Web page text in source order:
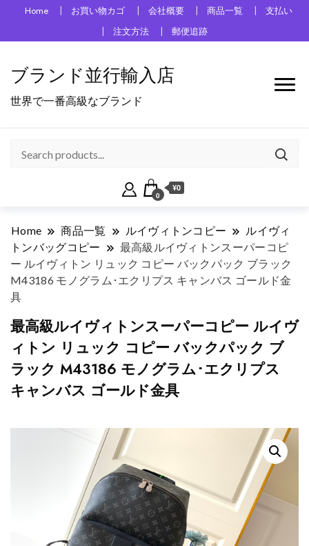
Home お買い物カゴ 会社概要 商品一覧
支払い
注文方法
郵便追跡
ブランド並行輸入店
世界で一番高級なブランド
0
¥0
Home 商品一覧 ルイヴィトンコピー
ルイヴィ
トンバッグコピー
最高級ルイヴィトンスーパーコピ
ー ルイヴィトン リュック コピー バックパック ブラック
M43186 モノグラム･エクリプス キャンバス ゴールド金
具
最高級ルイヴィトンスーパーコピー ルイヴ
ィトン リュック コピー バックパック ブ
ラック M43186 モノグラム･エクリプス
キャンバス ゴールド金具